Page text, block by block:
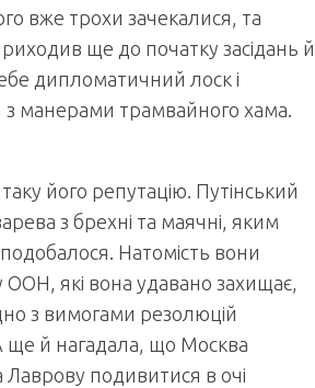
вже трохи зачекалися, та
ще до початку засідань й
дипломатичний лоск і
манерами трамвайного хама.
його репутацію. Путінський
з брехні та маячні, яким
Натомість вони
які вона удавано захищає,
з вимогами резолюцій
ще й нагадала, що Москва
подивитися в очі